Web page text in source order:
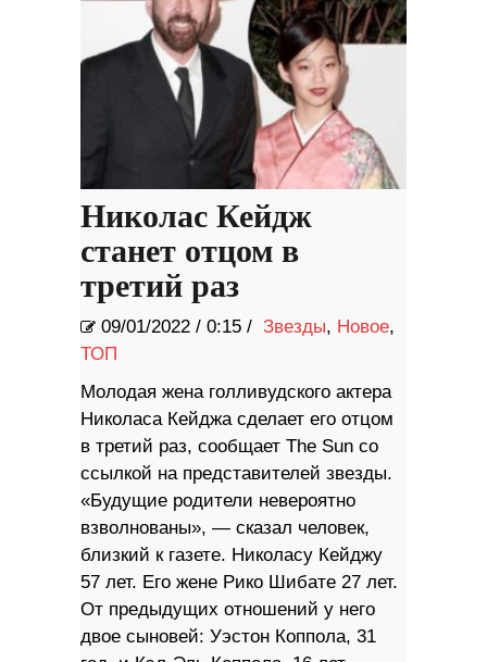
Николас Кейдж
станет отцом в
третий раз
09/01/2022 / 0:15 / Звезды, Новое,
ТОП
Молодая жена голливудского актера
Николаса Кейджа сделает его отцом
в третий раз, сообщает The Sun со
ссылкой на представителей звезды.
«Будущие родители невероятно
взволнованы», — сказал человек,
близкий к газете. Николасу Кейджу
57 лет. Его жене Рико Шибате 27 лет.
От предыдущих отношений у него
двое сыновей: Уэстон Коппола, 31